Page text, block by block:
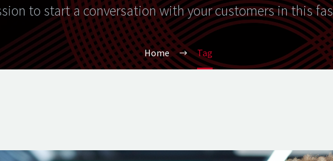
to start a conversation with your customers in this
Home Tag